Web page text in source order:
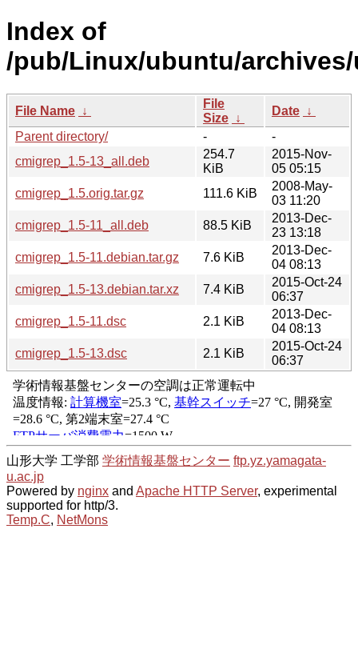
Index of
/pub/Linux/ubuntu/
File Name ↓
File
Size ↓
Date ↓
Parent directory/
-
-
cmigrep_1.5-13_all.deb
254.7
KiB
2015-Nov-
05 05:15
cmigrep_1.5.orig.tar.gz
111.6 KiB
2008-May-
03 11:20
cmigrep_1.5-11_all.deb
88.5 KiB
2013-Dec-
23 13:18
cmigrep_1.5-11.debian.tar.gz
7.6 KiB
2013-Dec-
04 08:13
cmigrep_1.5-13.debian.tar.xz
7.4 KiB
2015-Oct-24
06:37
cmigrep_1.5-11.dsc
2.1 KiB
2013-Dec-
04 08:13
cmigrep_1.5-13.dsc
2.1 KiB
2015-Oct-24
06:37
山形大学 工学部 学術情報基盤センター ftp.yz.yamagata-
u.ac.jp
Powered by nginx and Apache HTTP Server, experimental
supported for http/3.
Temp.C, NetMons